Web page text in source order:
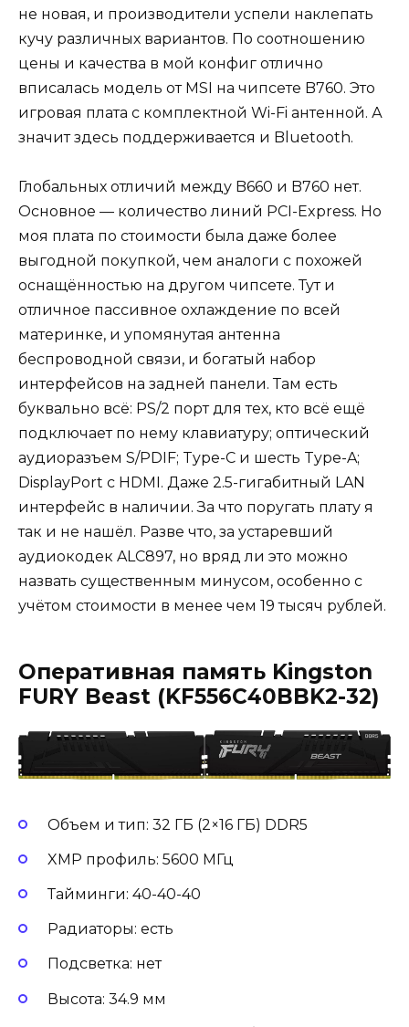
не новая, и производители успели наклепать
кучу различных вариантов. По соотношению
цены и качества в мой конфиг отлично
вписалась модель от MSI на чипсете B760. Это
игровая плата с комплектной Wi-Fi антенной. А
значит здесь поддерживается и Bluetooth.
Глобальных отличий между B660 и B760 нет.
Основное — количество линий PCI-Express. Но
моя плата по стоимости была даже более
выгодной покупкой, чем аналоги с похожей
оснащённостью на другом чипсете. Тут и
отличное пассивное охлаждение по всей
материнке, и упомянутая антенна
беспроводной связи, и богатый набор
интерфейсов на задней панели. Там есть
буквально всё: PS/2 порт для тех, кто всё ещё
подключает по нему клавиатуру; оптический
аудиоразъем S/PDIF; Type-C и шесть Type-A;
DisplayPort с HDMI. Даже 2.5-гигабитный LAN
интерфейс в наличии. За что поругать плату я
так и не нашёл. Разве что, за устаревший
аудиокодек ALC897, но вряд ли это можно
назвать существенным минусом, особенно с
учётом стоимости в менее чем 19 тысяч рублей.
Оперативная память Kingston
FURY Beast (KF556C40BBK2-32)
Объем и тип: 32 ГБ (2×16 ГБ) DDR5
XMP профиль: 5600 МГц
Тайминги: 40-40-40
Радиаторы: есть
Подсветка: нет
Высота: 34.9 мм